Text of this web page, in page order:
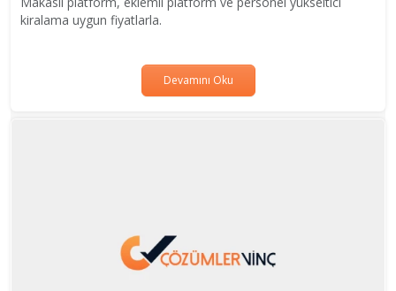
kiralama uygun fiyatlarla.
Devamını Oku